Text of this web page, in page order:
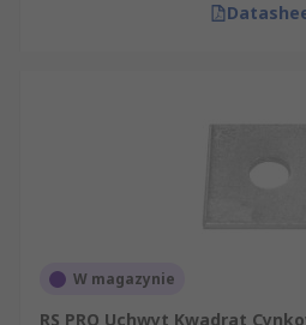
W magazynie
RS PRO Uchwyt Kwadrat